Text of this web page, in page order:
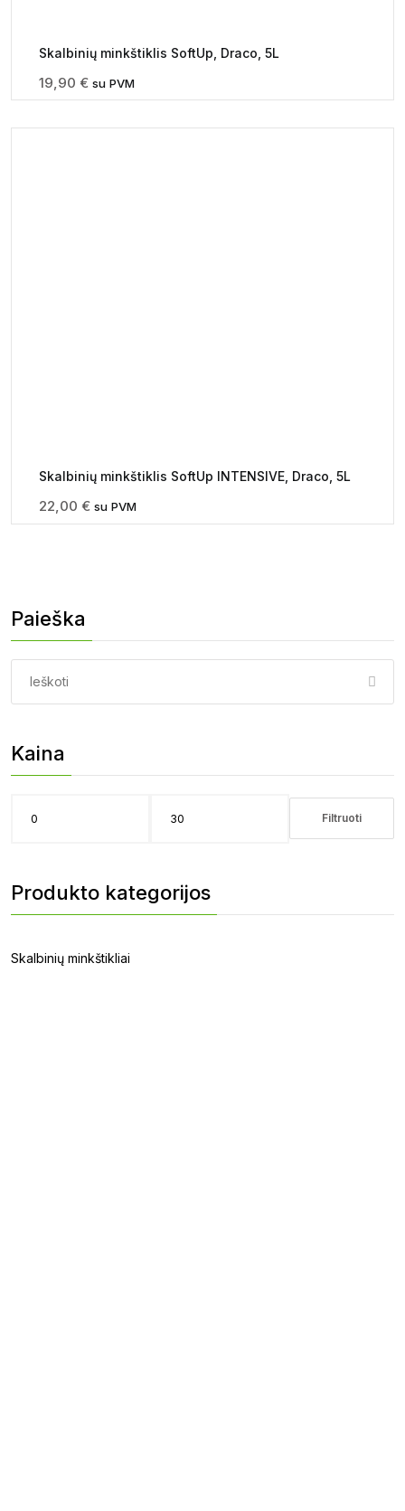
Skalbinių minkštiklis SoftUp, Draco, 5L
19,90 € su PVM
Skalbinių minkštiklis SoftUp INTENSIVE, Draco, 5L
22,00 € su PVM
Paieška
Kaina
Filtruoti
Produkto kategorijos